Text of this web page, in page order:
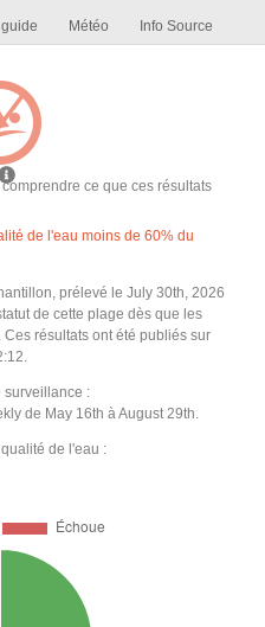
Météo Info Source
ce que ces résultats
de l'eau moins de 60% du
prélevé le July 30th, 2026
de cette plage dès que les
résultats ont été publiés sur
surveillance :
de May 16th à August 29th.
de l'eau :